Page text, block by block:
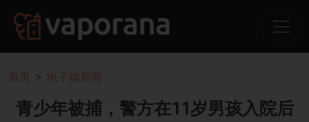
首页 电子烟新闻
青少年被捕，警方在11岁男孩入院后